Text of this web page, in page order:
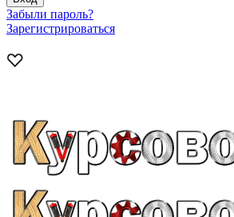
Забыли пароль?
Зарегистрироваться